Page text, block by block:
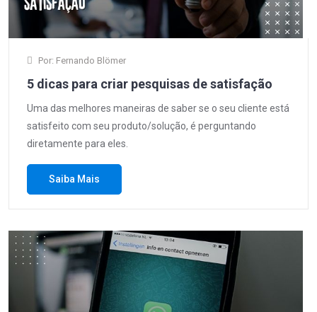
Por: Fernando Blömer
5 dicas para criar pesquisas de satisfação
Uma das melhores maneiras de saber se o seu cliente está
satisfeito com seu produto/solução, é perguntando
diretamente para eles.
Saiba Mais